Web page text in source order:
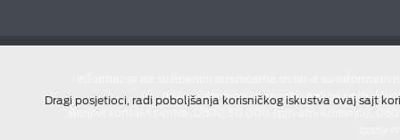
Dragi posjetioci, radi poboljšanja korisničkog iskustva ovaj sajt
Informacije na službenim stranicama m:tel-a su
najkraćem mogućem roku nakon
Brojevi kontakt centra: 0800 50 000 (privatni korisnici),